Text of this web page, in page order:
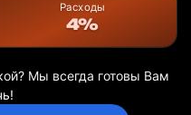
Расходы
4%
Мы всегда готовы Вам